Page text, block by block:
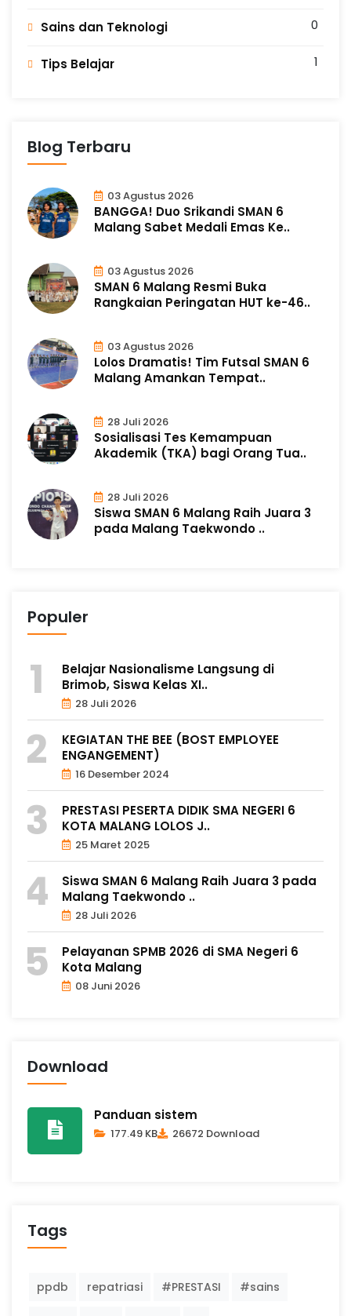
Sains dan Teknologi 0
Tips Belajar 1
Blog Terbaru
03 Agustus 2026
BANGGA! Duo Srikandi SMAN 6
Malang Sabet Medali Emas Ke..
03 Agustus 2026
SMAN 6 Malang Resmi Buka
Rangkaian Peringatan HUT ke-46..
03 Agustus 2026
Lolos Dramatis! Tim Futsal SMAN 6
Malang Amankan Tempat..
28 Juli 2026
Sosialisasi Tes Kemampuan
Akademik (TKA) bagi Orang Tua..
28 Juli 2026
Siswa SMAN 6 Malang Raih Juara 3
pada Malang Taekwondo ..
Populer
Belajar Nasionalisme Langsung di
Brimob, Siswa Kelas XI..
28 Juli 2026
KEGIATAN THE BEE (BOST EMPLOYEE
ENGANGEMENT)
16 Desember 2024
PRESTASI PESERTA DIDIK SMA NEGERI 6
KOTA MALANG LOLOS J..
25 Maret 2025
Siswa SMAN 6 Malang Raih Juara 3 pada
Malang Taekwondo ..
28 Juli 2026
Pelayanan SPMB 2026 di SMA Negeri 6
Kota Malang
08 Juni 2026
Download
Panduan sistem
177.49 KB 26672 Download
Tags
ppdb repatriasi #PRESTASI #sains